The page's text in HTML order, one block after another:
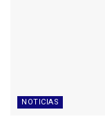
NOTICIAS